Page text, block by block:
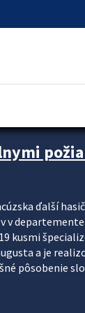
a ako sa
horúčav
civilnej
OCHRANA
následky